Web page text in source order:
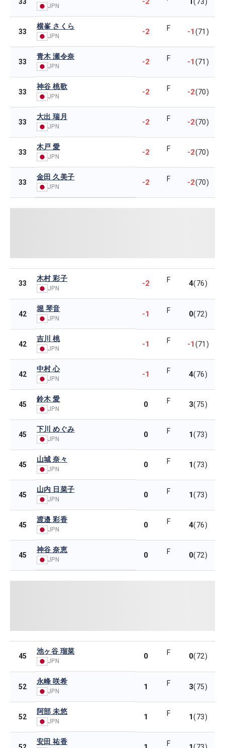
33
JPN
(73)
33
横峯 さくら
JPN -2 F -1(71)
33
青木 瀬令奈
JPN -2 F -1(71)
33
神谷 桃歌
JPN -2 F -2(70)
33
大出 瑞月
JPN -2 F -2(70)
33
木戸 愛
JPN -2 F -2(70)
33
金田 久美子
JPN -2 F -2(70)
33
木村 彩子
JPN
-2 F 4(76)
42
堀 琴音
JPN -1 F 0(72)
42
吉川 桃
JPN -1 F -1(71)
42
中村 心
JPN -1 F 4(76)
45
鈴木 愛
JPN 0 F 3(75)
45
下川 めぐみ
JPN 0 F 1(73)
45
山城 奈々
JPN 0 F 1(73)
45
山内 日菜子
JPN 0 F 1(73)
45
渡邉 彩香
JPN 0 F 4(76)
45
神谷 奈恵
JPN 0 F 0(72)
45
池ヶ谷 瑠菜
JPN
0 F 0(72)
52
永峰 咲希
JPN 1 F 3(75)
52
阿部 未悠
JPN 1 F 1(73)
安田 祐香 F